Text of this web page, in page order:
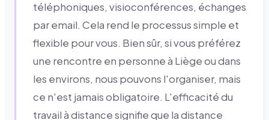
téléphoniques, visioconférences, échanges
par email. Cela rend le processus simple et
flexible pour vous. Bien sûr, si vous préférez
une rencontre en personne à Liège ou dans
les environs, nous pouvons l'organiser, mais
ce n'est jamais obligatoire. L'efficacité du
travail à distance signifie que la distance